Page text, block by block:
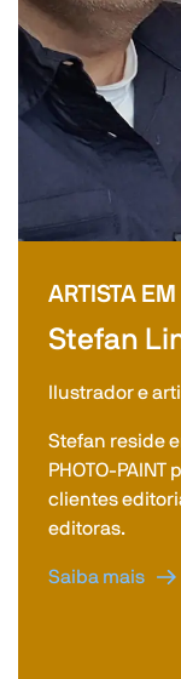
ARTISTA
Stefan
Ilustrador e
Stefan reside
PHOTO-
clientes
editoras.
Saiba mais